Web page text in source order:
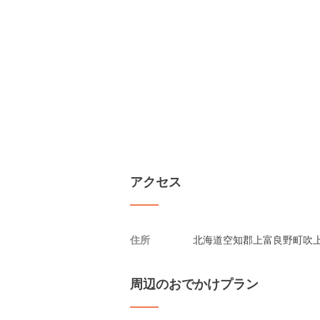
アクセス
住所 北海道空知郡上富良野町吹
周辺のおでかけプラン